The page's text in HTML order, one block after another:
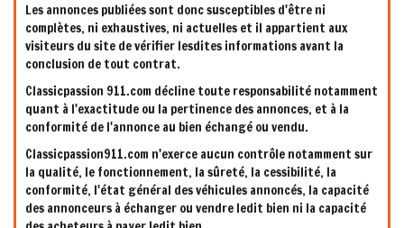
Les annonces publiées sont donc susceptibles d'être ni
complètes, ni exhaustives, ni actuelles et il appartient aux
visiteurs du site de vérifier lesdites informations avant la
conclusion de tout contrat.
Classicpassion 911.com décline toute responsabilité notamment
quant à l'exactitude ou la pertinence des annonces, et à la
conformité de l'annonce au bien échangé ou vendu.
Classicpassion911.com n'exerce aucun contrôle notamment sur
la qualité, le fonctionnement, la sûreté, la cessibilité, la
conformité, l'état général des véhicules annoncés, la capacité
des annonceurs à échanger ou vendre ledit bien ni la capacité